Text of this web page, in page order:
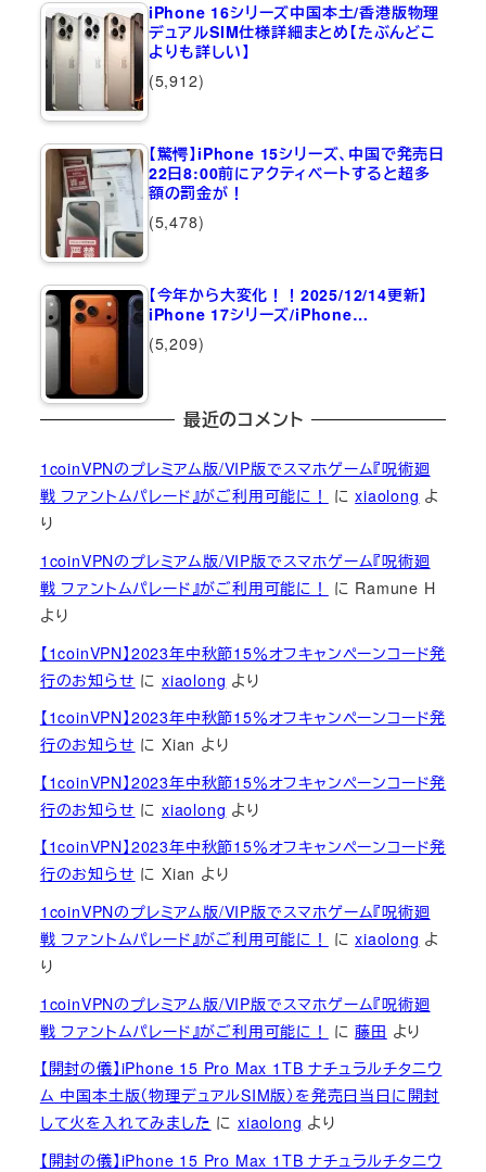
iPhone 16シリーズ中国本土/香港版物理
デュアルSIM仕様詳細まとめ【たぶんどこ
よりも詳しい】
(5,912)
【驚愕】iPhone 15シリーズ、中国で発売日
22日8:00前にアクティベートすると超多
額の罰金が！
(5,478)
【今年から大変化！！2025/12/14更新】
iPhone 17シリーズ/iPhone…
(5,209)
最近のコメント
1coinVPNのプレミアム版/VIP版でスマホゲーム『呪術廻
戦 ファントムパレード』がご利用可能に！
にxiaolong よ
り
1coinVPNのプレミアム版/VIP版でスマホゲーム『呪術廻
戦 ファントムパレード』がご利用可能に！
に Ramune H
より
【1coinVPN】2023年中秋節15％オフキャンペーンコード発
行のお知らせ にxiaolong より
【1coinVPN】2023年中秋節15％オフキャンペーンコード発
行のお知らせ にXian より
【1coinVPN】2023年中秋節15％オフキャンペーンコード発
行のお知らせ にxiaolong より
【1coinVPN】2023年中秋節15％オフキャンペーンコード発
行のお知らせ にXian より
1coinVPNのプレミアム版/VIP版でスマホゲーム『呪術廻
戦 ファントムパレード』がご利用可能に！
にxiaolong よ
り
1coinVPNのプレミアム版/VIP版でスマホゲーム『呪術廻
戦 ファントムパレード』がご利用可能に！
に藤田 より
【開封の儀】iPhone 15 Pro Max 1TB ナチュラルチタニウ
ム 中国本土版（物理デュアルSIM版）を発売日当日に開封
して火を入れてみました にxiaolong より
【開封の儀】iPhone 15 Pro Max 1TB ナチュラルチタニウ